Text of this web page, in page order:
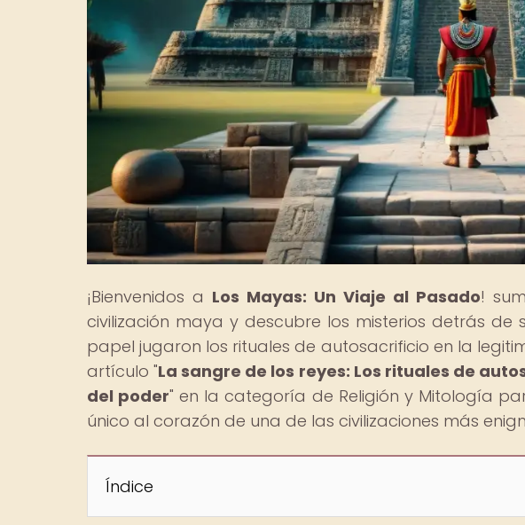
¡Bienvenidos a Los Mayas: Un Viaje al Pasado!
civilización maya y descubre los misterios detrás de
papel jugaron los rituales de autosacrificio en la
artículo "La sangre de los reyes: Los rituales de
del poder" en la categoría de Religión y Mitología
único al corazón de una de las civilizaciones más
Índice